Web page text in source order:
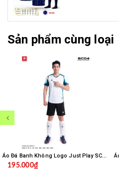
Sản phẩm cùng loại
Áo Đá Banh Không Logo Just Play SC04 - Trắng
195.000₫